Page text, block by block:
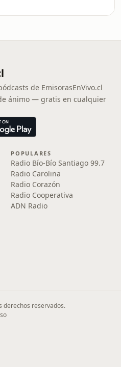
de EmisorasEnVivo.cl
ánimo — gratis en cualquier
POPULARES
Radio Bío-Bío Santiago 99.7
Radio Carolina
Radio Corazón
Radio Cooperativa
ADN Radio
derechos reservados.